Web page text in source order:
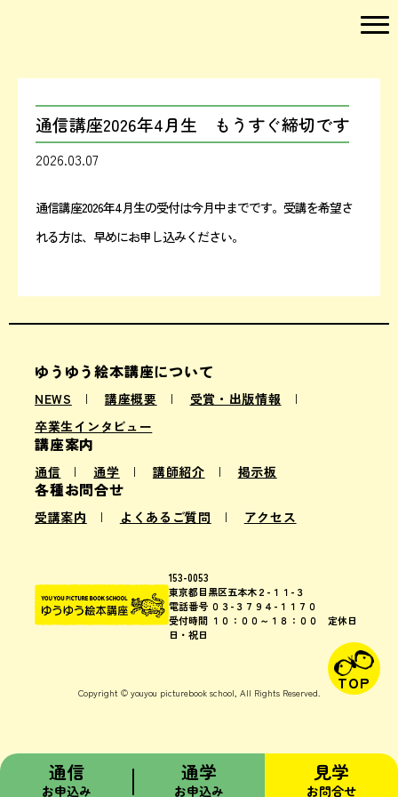
通信
お申込み
通学
お申込み
見学
お問合せ
通信講座2026年4月生 もうすぐ締切です
2026.03.07
通信講座2026年4月生の受付は今月中までです。受講を希望さ
れる方は、早めにお申し込みください。
TOP
153-0053
東京都目黒区五本木２-１１-３
電話番号 ０３-３７９４-１１７０
受付時間 １０：００～１８：００ 定休日
日・祝日
ゆうゆう絵本講座について
NEWS 講座概要
受賞・出版情報
卒業生インタビュー
講座案内
通信 通学 講師紹介 掲示板
各種お問合せ
受講案内 よくあるご質問 アクセス
Copyright © youyou picturebook school, All Rights Reserved.